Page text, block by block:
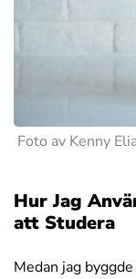
Foto av Kenny
Hur Jag
att Studera
Medan jag